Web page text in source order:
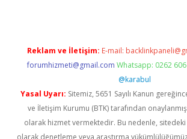
Reklam ve İletişim: E-mail:
forumhizmeti@gmail.com Whatsapp: 0262
@karabul
Yasal Uyarı: Sitemiz, 5651 Sayılı Kanun
ve İletişim Kurumu (BTK) tarafından onaylanmış
olarak hizmet vermektedir. Bu nedenle,
olarak denetleme veya araştırma